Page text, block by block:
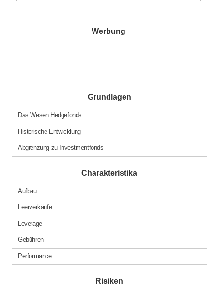
Werbung
Grundlagen
Das Wesen Hedgefonds
Historische Entwicklung
Abgrenzung zu Investmentfonds
Charakteristika
Aufbau
Leerverkäufe
Leverage
Gebühren
Performance
Risiken